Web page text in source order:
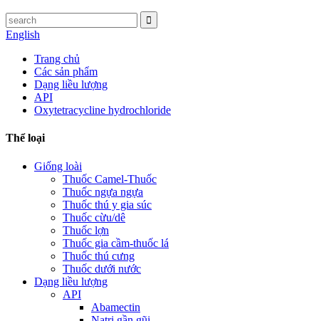
English
Trang chủ
Các sản phẩm
Dạng liều lượng
API
Oxytetracycline hydrochloride
Thể loại
Giống loài
Thuốc Camel-Thuốc
Thuốc ngựa ngựa
Thuốc thú y gia súc
Thuốc cừu/dê
Thuốc lợn
Thuốc gia cầm-thuốc lá
Thuốc thú cưng
Thuốc dưới nước
Dạng liều lượng
API
Abamectin